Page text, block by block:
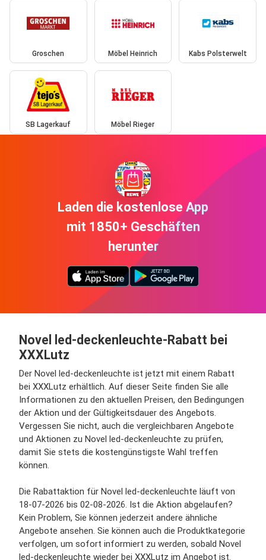
Groschen Möbel Heinrich Kabs Polsterwelt
SB Lagerkauf Möbel Rieger
Laden die kostenlose App
mit 1850+ Geschäften
herunter
Novel led-deckenleuchte-Rabatt bei
XXXLutz
Der Novel led-deckenleuchte ist jetzt mit einem Rabatt
bei XXXLutz erhältlich. Auf dieser Seite finden Sie alle
Informationen zu den aktuellen Preisen, den Bedingungen
der Aktion und der Gültigkeitsdauer des Angebots.
Vergessen Sie nicht, auch die vergleichbaren Angebote
und Aktionen zu Novel led-deckenleuchte zu prüfen,
damit Sie stets die kostengünstigste Wahl treffen
können.
Die Rabattaktion für Novel led-deckenleuchte läuft von
18-07-2026 bis 02-08-2026. Ist die Aktion abgelaufen?
Kein Problem, Sie können jederzeit andere ähnliche
Angebote ansehen. Sie können auch die Produktkategorie
verfolgen, um sofort informiert zu werden, sobald Novel
led-deckenleuchte wieder bei XXXLutz im Angebot ist.